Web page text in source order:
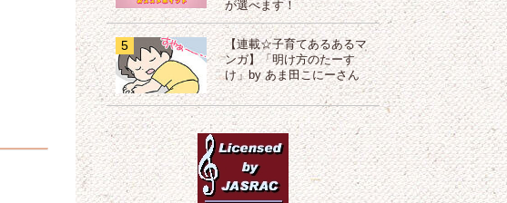
が選べます！
5
【連載☆子育てあるあるマ
ンガ】「明け方のたーす
け」by あま田こにーさん